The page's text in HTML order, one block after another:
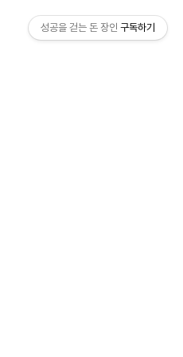
성공을 걷는 돈 장인 구독하기